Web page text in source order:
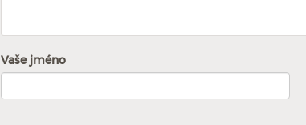
Vaše jméno